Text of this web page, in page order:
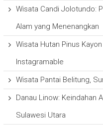
Wisata Candi Jolotundo:
Alam yang Menenangkan
Wisata Hutan Pinus
Instagramable
Wisata Pantai Belitung,
Danau Linow: Keindahan
Sulawesi Utara